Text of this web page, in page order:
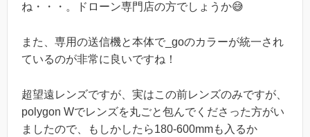
ね・・・。ドローン専門店の方でしょうか😅
また、専用の送信機と本体で_goのカラーが統一され
ているのが非常に良いですね！
超望遠レンズですが、実はこの前レンズのみですが、
polygon Wでレンズを丸ごと包んでくださった方がい
ましたので、もしかしたら180-600mmも入るか